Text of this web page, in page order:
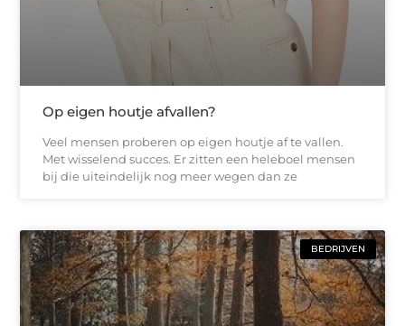
Op eigen houtje afvallen?
Veel mensen proberen op eigen houtje af te vallen.
Met wisselend succes. Er zitten een heleboel mensen
bij die uiteindelijk nog meer wegen dan ze
BEDRIJVEN